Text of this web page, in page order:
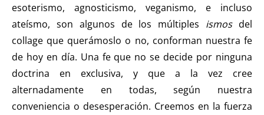
esoterismo, agnosticismo, veganismo, e incluso
ateísmo, son algunos de los múltiples ismosdel
collage que querámoslo o no, conforman nuestra fe
de hoy en día. Una fe que no se decide por ninguna
doctrina en exclusiva, y que a la vez cree
alternadamente en todas, según nuestra
conveniencia o desesperación. Creemos en la fuerza